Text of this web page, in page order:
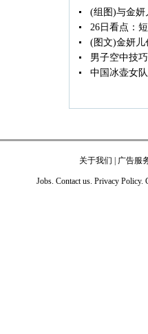
(组图)与金妍
26日看点：
(图文)金妍儿
男子空中技
中国冰壶女
关于我们 广告服
Jobs. Contact us. Privacy